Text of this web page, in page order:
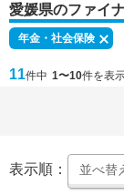
愛媛県のファイ
年金・社会保険
11件中 1〜10件を表
表示順：